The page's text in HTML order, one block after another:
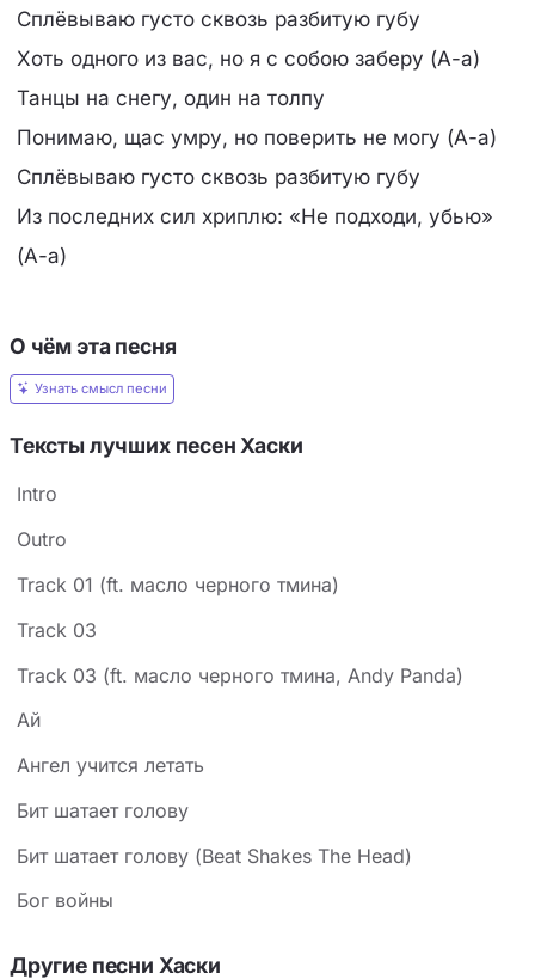
Сплёвываю густо сквозь разбитую губу
Хоть одного из вас, но я с собою заберу (А-а)
Танцы на снегу, один на толпу
Понимаю, щас умру, но поверить не могу (А-а)
Сплёвываю густо сквозь разбитую губу
Из последних сил хриплю: «Не подходи, убью»
(А-а)
О чём эта песня
Узнать смысл песни
Тексты лучших песен Хаски
Intro
Outro
Track 01 (ft. масло черного тмина)
Track 03
Track 03 (ft. масло черного тмина, Andy Panda)
Ай
Ангел учится летать
Бит шатает голову
Бит шатает голову (Beat Shakes The Head)
Бог войны
Другие песни Хаски